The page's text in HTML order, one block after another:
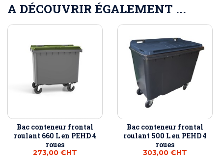
A DÉCOUVRIR ÉGALEMENT ...
Bac conteneur frontal
roulant 660 L en PEHD 4
roues
273,00 €HT
Bac conteneur frontal
roulant 500 L en PEHD 4
roues
303,00 €HT